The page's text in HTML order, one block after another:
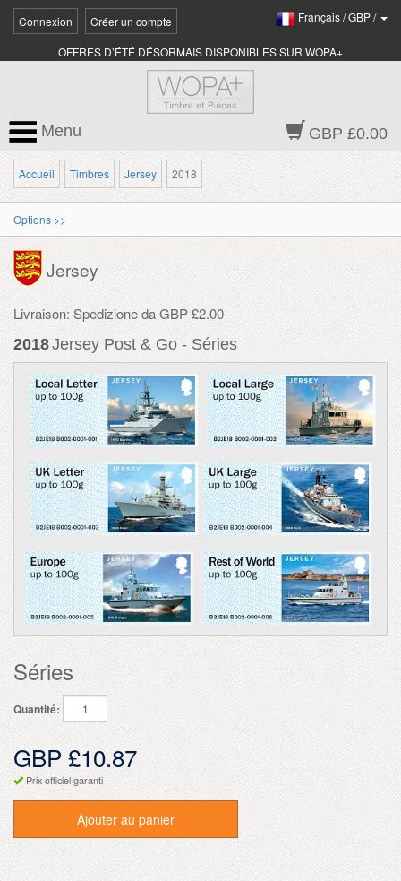
Connexion Créer un compte Français/GBP/
OFFRES D’ÉTÉ DÉSORMAIS DISPONIBLES SUR WOPA+
GBP £0.00
Menu
Accueil Timbres Jersey 2018
Options >>
Jersey
Livraison: Spedizione da GBP £2.00
2018Jersey Post & Go - Séries
Séries
Quantité:
GBP £10.87
Prix officiel garanti
Ajouter au panier